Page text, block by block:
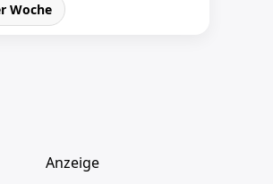
Woche
Anzeige